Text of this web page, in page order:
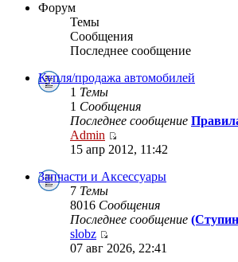
Форум
Темы
Сообщения
Последнее сообщение
Купля/продажа автомобилей
1 Темы
1 Сообщения
Последнее сообщение
Admin
15 апр 2012, 11:42
Запчасти и Аксессуары
7 Темы
8016 Сообщения
Последнее сообщение
slobz
07 авг 2026, 22:41